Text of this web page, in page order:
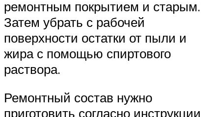
ремонтным покрытием и старым.
Затем убрать с рабочей
поверхности остатки от пыли и
жира с помощью спиртового
раствора.
Ремонтный состав нужно
приготовить согласно инструкции